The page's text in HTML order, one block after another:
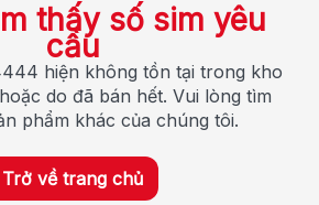
thấy số sim yêu
cầu
hiện không tồn tại trong kho
do đã bán hết. Vui lòng tìm
phẩm khác của chúng tôi.
Trở về trang chủ